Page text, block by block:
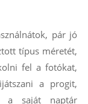
pár jó
típus méretét,
fel a fotókat,
a progit,
a saját naptár